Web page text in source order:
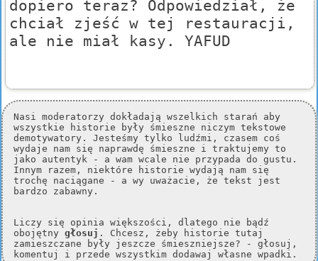
dopiero teraz? Odpowiedział, że
chciał zjeść w tej restauracji,
ale nie miał kasy. YAFUD
Nasi moderatorzy dokładają wszelkich starań aby
wszystkie historie były śmieszne niczym tekstowe
demotywatory. Jesteśmy tylko ludźmi, czasem coś
wydaje nam się naprawdę śmieszne i traktujemy to
jako autentyk - a wam wcale nie przypada do gustu.
Innym razem, niektóre historie wydają nam się
trochę naciągane - a wy uważacie, że tekst jest
bardzo zabawny.
Liczy się opinia większości, dlatego nie bądź
obojętny głosuj . Chcesz, żeby historie tutaj
zamieszczane były jeszcze śmieszniejsze? - głosuj,
komentuj i przede wszystkim dodawaj własne wpadki.